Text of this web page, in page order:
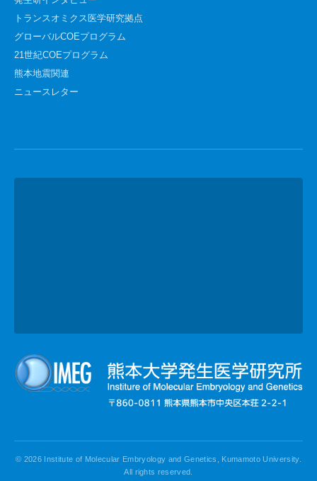
トランスオミクス医学研究拠点
グローバルCOEプログラム
21世紀COEプログラム
熊本地震関連
ニュースレター
© 2026 Institute of Molecular Embryology and Genetics, Kumamoto University.
All rights reserved.